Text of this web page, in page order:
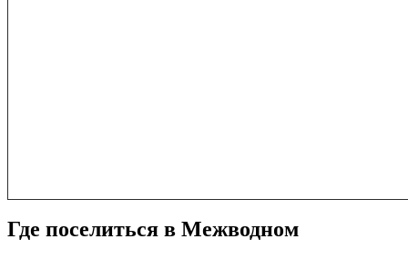
Где поселиться в Межводном